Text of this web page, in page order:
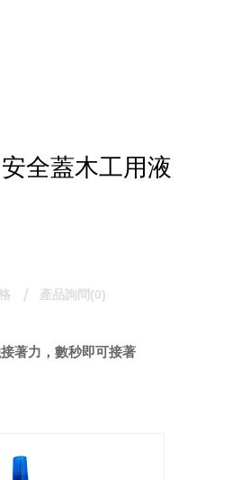
全蓋木工用液
產品詢問(0)
著力，數秒即可接著